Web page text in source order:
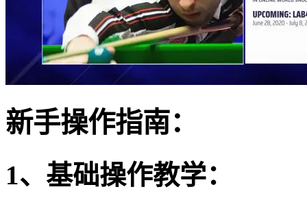
新手操作指南：
1、基础操作教学：